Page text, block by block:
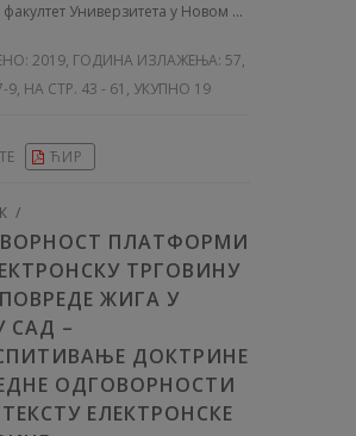
Универзитета у Новом Саду
2019, ГОДИНА ИЗЛАЖЕЊА: 57,
9, НА СТР. 43 - 61, УКУПНО 19
ЋИР
/
ПЛАТФОРМИ
ТРГОВИНУ
ЖИГА У
САД –
ДОКТРИНЕ
ОДГОВОРНОСТИ
ЕЛЕКТРОНСКЕ